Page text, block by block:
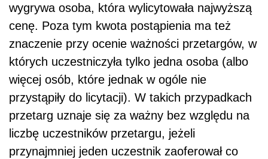
wygrywa osoba, która wylicytowała najwyższą
cenę. Poza tym kwota postąpienia ma też
znaczenie przy ocenie ważności przetargów, w
których uczestniczyła tylko jedna osoba (albo
więcej osób, które jednak w ogóle nie
przystąpiły do licytacji). W takich przypadkach
przetarg uznaje się za ważny bez względu na
liczbę uczestników przetargu, jeżeli
przynajmniej jeden uczestnik zaoferował co